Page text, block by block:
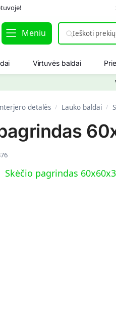
Meniu
Virtuvės baldai
detalės / Lauko baldai /